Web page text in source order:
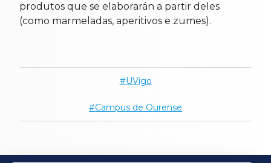
produtos que se elaborarán a partir deles
(como marmeladas, aperitivos e zumes).
UVigo
Campus de Ourense